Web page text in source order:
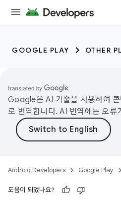
GOOGLE PLAY OTHER
Google은 AI 기술을 사용하여
로 번역합니다. AI 번역에는 오류
Android Developers Google Play
도움이 되었나요?